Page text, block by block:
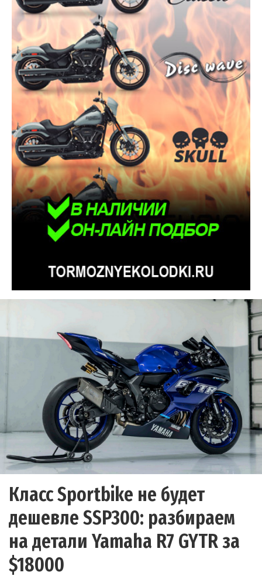
Класс Sportbike не будет
дешевле SSP300: разбираем
на детали Yamaha R7 GYTR за
$18000